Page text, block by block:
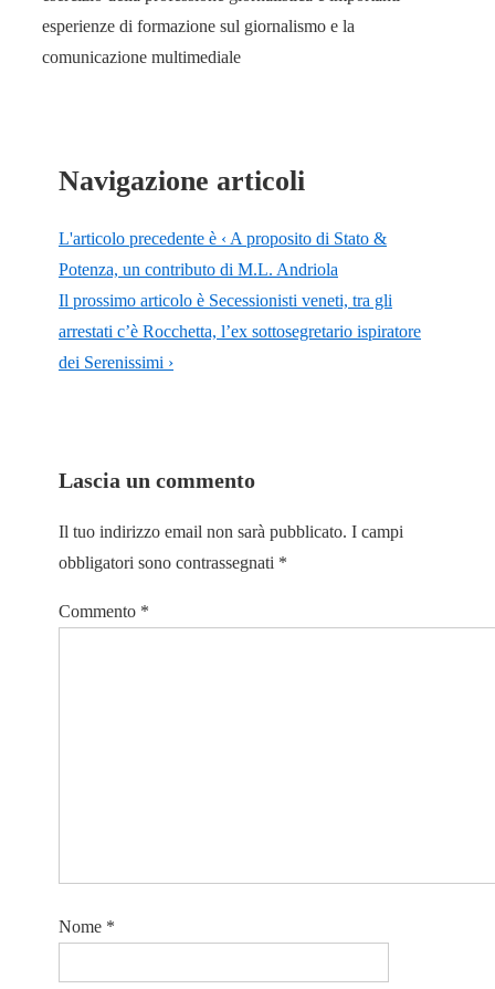
esperienze di formazione sul giornalismo e la
comunicazione multimediale
Navigazione articoli
L'articolo precedente è ‹ A proposito di Stato &
Potenza, un contributo di M.L. Andriola
Il prossimo articolo è Secessionisti veneti, tra gli
arrestati c’è Rocchetta, l’ex sottosegretario ispiratore
dei Serenissimi ›
Lascia un commento
Il tuo indirizzo email non sarà pubblicato. I campi
obbligatori sono contrassegnati *
Commento *
Nome *